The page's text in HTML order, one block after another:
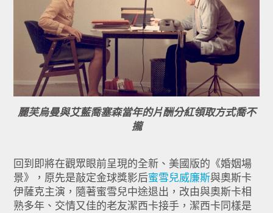
麗芙烏曼與艾藍喬塞森當年的片酬分紅領取方式喬不
攏
回到即將在觀眾眼前呈現的全新、美國版的《婚姻場
景》， 原先是敲定金球獎影后蜜雪兒威廉斯與奧斯卡
伊薩克主演， 隨著蜜雪兒中途退出，改由與奧斯卡相
熟多年、 交情又佳的老友潔西卡接手，潔西卡同樣是